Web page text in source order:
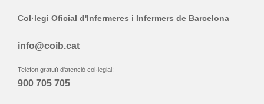
Col·legi Oficial d'Infermeres i Infermers de Barcelona
info@coib.cat
Telèfon gratuït d'atenció col·legial:
900 705 705